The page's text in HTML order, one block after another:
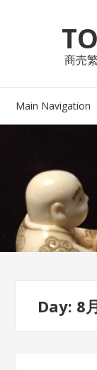
navigation
商売
Main Navigation
Day: 8